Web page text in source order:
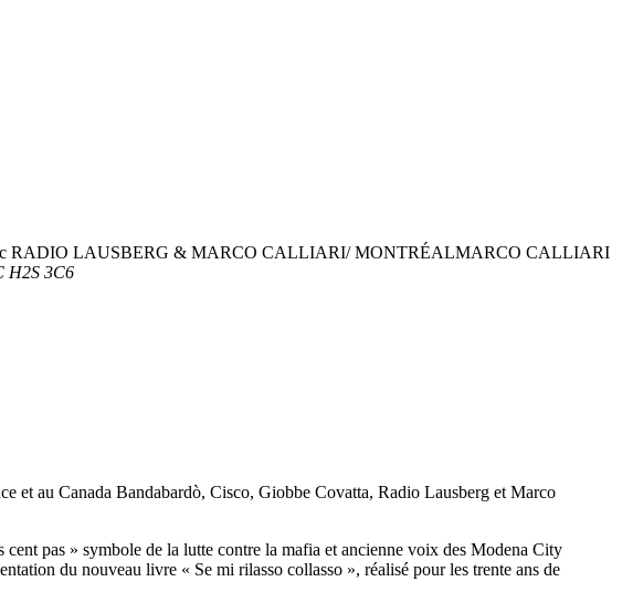
RADIO LAUSBERG & MARCO CALLIARI/ MONTRÉALMARCO CALLIARI
H2S 3C6
et au Canada Bandabardò, Cisco, Giobbe Covatta, Radio Lausberg et Marco
pas » symbole de la lutte contre la mafia et ancienne voix des Modena City
du nouveau livre « Se mi rilasso collasso », réalisé pour les trente ans de